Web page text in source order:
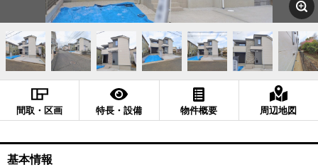
間取・区画 特長・設備 物件概要 周辺地図
基本情報